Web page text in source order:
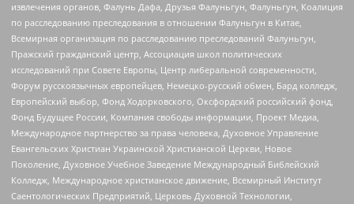
извлечения органов, Фалунь Дафа, Друзья Фалуньгун, Фалуньгун, Коалиция
по расследованию преследования в отношении Фалуньгун в Китае,
Всемирная организация по расследованию преследований Фалуньгун,
Пражский гражданский центр, Ассоциация школ политических
исследований при Совете Европы, Центр либеральной современности,
Форум русскоязычных европейцев, Немецко-русский обмен, Бард колледж,
Европейский выбор, Фонд Ходорковского, Оксфордский российский фонд,
Фонд Будущее России, Компания свободы информации, Проект Медиа,
Международное партнерство за права человека, Духовное Управление
Евангельских Христиан Украинской Христианской Церкви, Новое
Поколение, Духовное Учебное Заведение Международный Библейский
Колледж, Международное христианское движение, Всемирный Институт
Саентологических Предприятий, Церковь Духовной Технологии,